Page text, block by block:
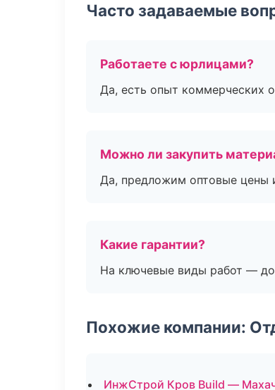
Часто задаваемые
Работаете с юрлицами?
Да, есть опыт коммерческих
Можно ли закупить
Да, предложим оптовые цены
Какие гарантии?
На ключевые виды работ — до
Похожие компании:
ИнжСтрой Кров Build —